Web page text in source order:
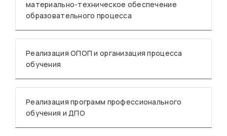
материально-техническое обеспечение
образовательного процесса
Реализация ОПОП и организация процесса
обучения
Реализация программ профессионального
обучения и ДПО